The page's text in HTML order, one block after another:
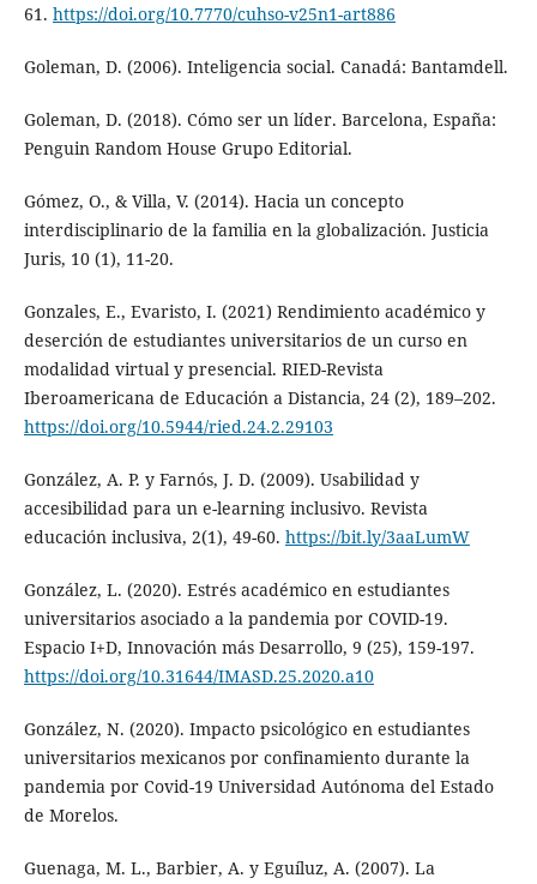
61. https://doi.org/10.7770/cuhso-v25n1-art886
Goleman, D. (2006). Inteligencia social. Canadá: Bantamdell.
Goleman, D. (2018). Cómo ser un líder. Barcelona, España:
Penguin Random House Grupo Editorial.
Gómez, O., & Villa, V. (2014). Hacia un concepto
interdisciplinario de la familia en la globalización. Justicia
Juris, 10 (1), 11-20.
Gonzales, E., Evaristo, I. (2021) Rendimiento académico y
deserción de estudiantes universitarios de un curso en
modalidad virtual y presencial. RIED-Revista
Iberoamericana de Educación a Distancia, 24 (2), 189–202.
https://doi.org/10.5944/ried.24.2.29103
González, A. P. y Farnós, J. D. (2009). Usabilidad y
accesibilidad para un e-learning inclusivo. Revista
educación inclusiva, 2(1), 49-60. https://bit.ly/3aaLumW
González, L. (2020). Estrés académico en estudiantes
universitarios asociado a la pandemia por COVID-19.
Espacio I+D, Innovación más Desarrollo, 9 (25), 159-197.
https://doi.org/10.31644/IMASD.25.2020.a10
González, N. (2020). Impacto psicológico en estudiantes
universitarios mexicanos por confinamiento durante la
pandemia por Covid-19 Universidad Autónoma del Estado
de Morelos.
Guenaga, M. L., Barbier, A. y Eguíluz, A. (2007). La